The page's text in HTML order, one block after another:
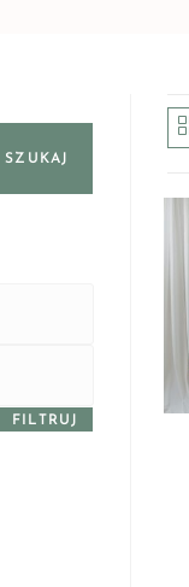
SZUKAJ
FILTRUJ